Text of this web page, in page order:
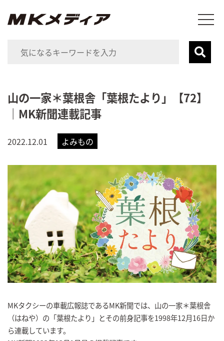
山の一家＊葉根舎「葉根たより」【72】
｜MK新聞連載記事
2022.12.01 よみもの
MKタクシーの車載広報誌であるMK新聞では、山の一家＊葉根舎
（はねや）の「葉根たより」とその前身記事を1998年12月16日か
ら連載しています。